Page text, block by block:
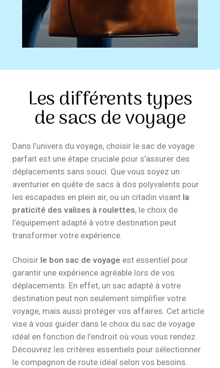
Les différents types
de sacs de voyage
Dans l’univers du voyage, choisir le sac de voyage
parfait est une étape cruciale pour s’assurer des
déplacements sans souci. Que vous soyez un
aventurier en quête de sacs à dos polyvalents pour
les escapades en plein air, ou un citadin visant la
praticité des valises à roulettes, le choix de
l’équipement adapté à votre destination peut
transformer votre expérience.
Choisir le bon sac de voyage est essentiel pour
garantir une expérience agréable lors de vos
déplacements. En effet, un sac adapté à votre
destination peut non seulement simplifier votre
voyage, mais aussi protéger vos affaires. Cet article
vise à vous guider dans le choix du sac de voyage
idéal en fonction de l’endroit où vous vous rendez.
Découvrez les critères essentiels pour sélectionner
le compagnon de route idéal selon vos besoins.